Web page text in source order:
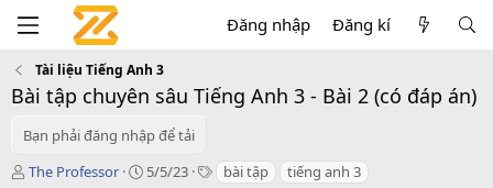
Đăng nhập Đăng kí
Tài liệu Tiếng Anh 3
Bài tập chuyên sâu Tiếng Anh 3 - Bài 2 (có đáp án)
Bạn phải đăng nhập để tải
T
The Professor
C
5/5/23
T bài tập tiếng anh 3